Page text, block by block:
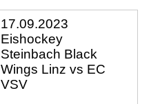
17.09.2023
Eishockey
Steinbach Black
Wings Linz vs EC
VSV